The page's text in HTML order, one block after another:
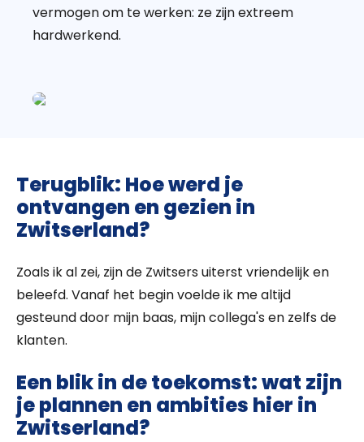
vermogen om te werken: ze zijn extreem
hardwerkend.
Terugblik: Hoe werd je
ontvangen en gezien in
Zwitserland?
Zoals ik al zei, zijn de Zwitsers uiterst vriendelijk en
beleefd. Vanaf het begin voelde ik me altijd
gesteund door mijn baas, mijn collega's en zelfs de
klanten.
Een blik in de toekomst: wat zijn
je plannen en ambities hier in
Zwitserland?